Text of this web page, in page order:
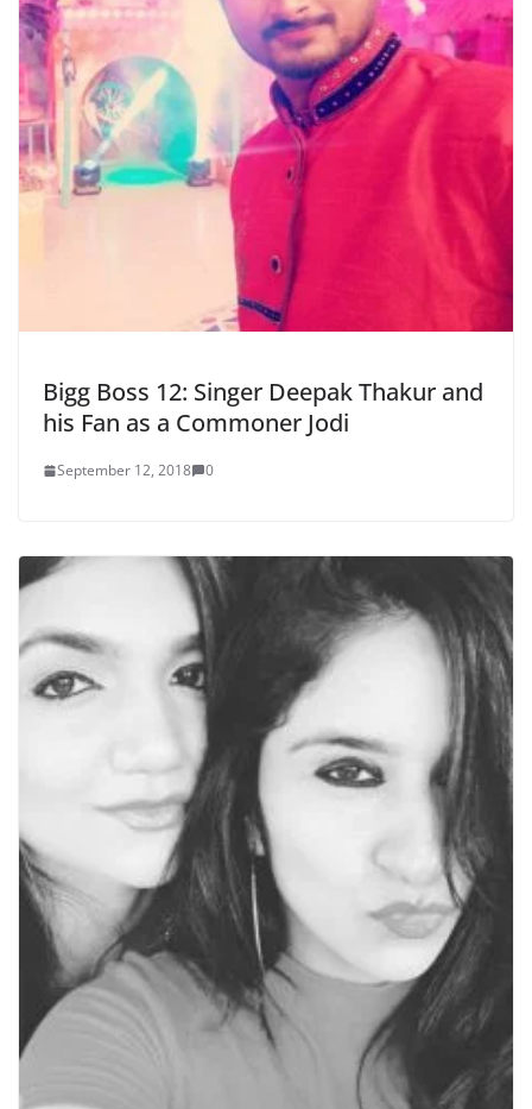
Bigg Boss 12: Singer Deepak Thakur and
his Fan as a Commoner Jodi
September 12, 2018 0